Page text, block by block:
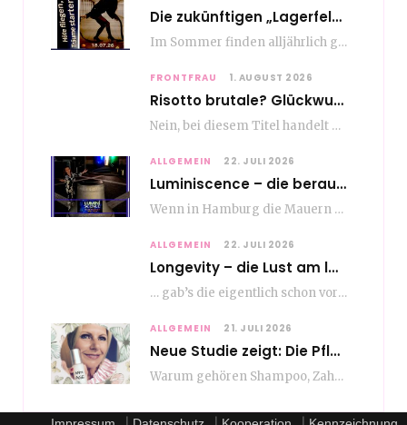
Die zukünftigen „Lagerfelds“ – Fashion made in Hamburg
Im Sommer finden alljährlich gleich mehrere bemerkenswerte Modeveranstaltungen an Hochschulen für Modemanagement und Design in…
FRONTFRAU 1. AUGUST 2026
Risotto brutale? Glückwunsch Axel Milberg zum 70. Geburtstag
Nein, bei diesem Titel handelt es sich nicht um eine Kochshow, oder vielleicht doch etwas.…
ALLGEMEIN 22. JULI 2026
Luminiscence – die berauschende Macht von klingenden Bildern
Wenn in Hamburg die Mauern zu sprechen beginnen, dann ist es die unverwechselbare, tiefsonore Stimme…
ALLGEMEIN 22. JULI 2026
Longevity – die Lust am langen Leben
… gab’s die eigentlich schon vor Erfindung des ultimativen Trends? Keine Ahnung – ich glaube,…
ALLGEMEIN 21. JULI 2026
Neue Studie zeigt: Die Pflegeroutine gibt dem Alltag Struktur
Warum gehören Shampoo, Zahnpasta oder Gesichtscreme für die meisten Menschen in Europa ganz selbstverständlich zum…